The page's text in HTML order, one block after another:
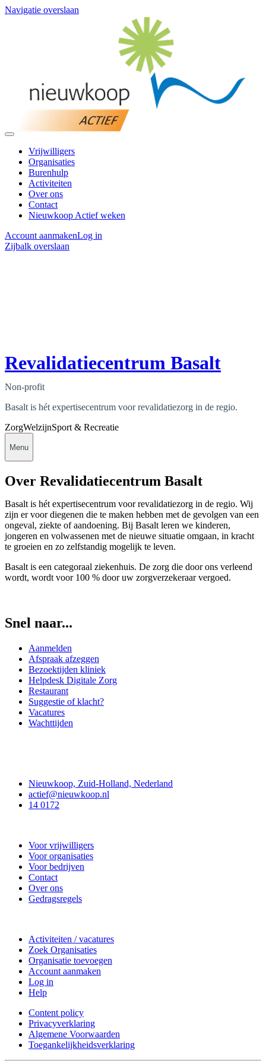
Navigatie overslaan
Vrijwilligers
Organisaties
Burenhulp
Activiteiten
Over ons
Contact
Nieuwkoop Actief weken
Account aanmakenLog in
Zijbalk overslaan
Revalidatiecentrum Basalt
Non-profit
Basalt is hét expertisecentrum voor revalidatiezorg in de regio.
ZorgWelzijnSport & Recreatie
Menu
Over Revalidatiecentrum Basalt
Basalt is hét expertisecentrum voor revalidatiezorg in de regio. Wij
zijn er voor diegenen die te maken hebben met de gevolgen van een
ongeval, ziekte of aandoening. Bij Basalt leren we kinderen,
jongeren en volwassenen met de nieuwe situatie omgaan, in kracht
te groeien en zo zelfstandig mogelijk te leven.
Basalt is een categoraal ziekenhuis. De zorg die door ons verleend
wordt, wordt voor 100 % door uw zorgverzekeraar vergoed.
Snel naar...
Aanmelden
Afspraak afzeggen
Bezoektijden kliniek
Helpdesk Digitale Zorg
Restaurant
Suggestie of klacht?
Vacatures
Wachttijden
Nieuwkoop, Zuid-Holland, Nederland
actief@nieuwkoop.nl
14 0172
Voor vrijwilligers
Voor organisaties
Voor bedrijven
Contact
Over ons
Gedragsregels
Activiteiten / vacatures
Zoek Organisaties
Organisatie toevoegen
Account aanmaken
Log in
Help
Content policy
Privacyverklaring
Algemene Voorwaarden
Toegankelijkheidsverklaring